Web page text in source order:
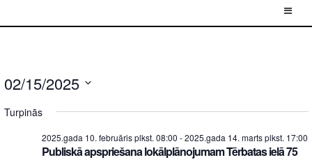
02/15/2025
date.
Turpinās
2025.gada 10. februāris plkst. 08:00 -2025.gada 14. marts plkst. 17:00
Publiskā apspriešana lokālplānojumam Tērbatas ielā 75